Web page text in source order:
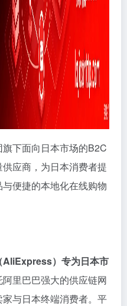
下面向日本市场的B2C
应商，为日本消费者提
便捷的本地化在线购物
AliExpress）专为日本市
阿里巴巴强大的供应链网
与日本终端消费者。平